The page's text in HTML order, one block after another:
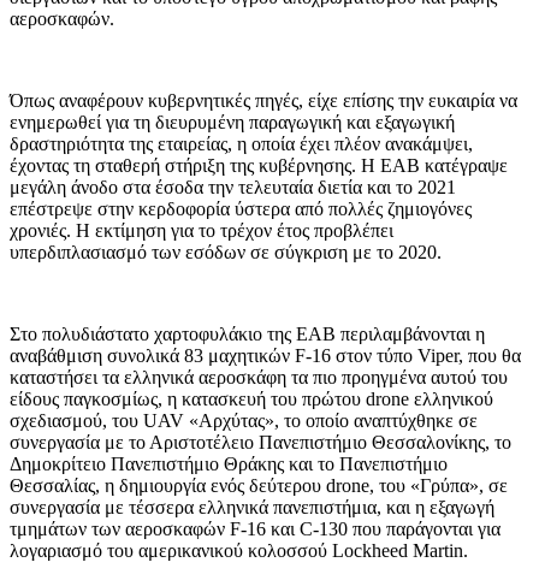
αεροσκαφών.
Όπως αναφέρουν κυβερνητικές πηγές, είχε επίσης την ευκαιρία να
ενημερωθεί για τη διευρυμένη παραγωγική και εξαγωγική
δραστηριότητα της εταιρείας, η οποία έχει πλέον ανακάμψει,
έχοντας τη σταθερή στήριξη της κυβέρνησης. Η ΕΑΒ κατέγραψε
μεγάλη άνοδο στα έσοδα την τελευταία διετία και το 2021
επέστρεψε στην κερδοφορία ύστερα από πολλές ζημιογόνες
χρονιές. Η εκτίμηση για το τρέχον έτος προβλέπει
υπερδιπλασιασμό των εσόδων σε σύγκριση με το 2020.
Στο πολυδιάστατο χαρτοφυλάκιο της ΕΑΒ περιλαμβάνονται η
αναβάθμιση συνολικά 83 μαχητικών F-16 στον τύπο Viper, που θα
καταστήσει τα ελληνικά αεροσκάφη τα πιο προηγμένα αυτού του
είδους παγκοσμίως, η κατασκευή του πρώτου drone ελληνικού
σχεδιασμού, του UAV «Αρχύτας», το οποίο αναπτύχθηκε σε
συνεργασία με το Αριστοτέλειο Πανεπιστήμιο Θεσσαλονίκης, το
Δημοκρίτειο Πανεπιστήμιο Θράκης και το Πανεπιστήμιο
Θεσσαλίας, η δημιουργία ενός δεύτερου drone, του «Γρύπα», σε
συνεργασία με τέσσερα ελληνικά πανεπιστήμια, και η εξαγωγή
τμημάτων των αεροσκαφών F-16 και C-130 που παράγονται για
λογαριασμό του αμερικανικού κολοσσού Lockheed Martin.